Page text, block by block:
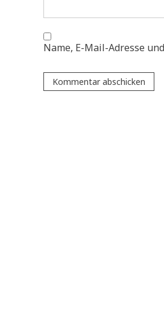
Name, E-Mail-Adresse